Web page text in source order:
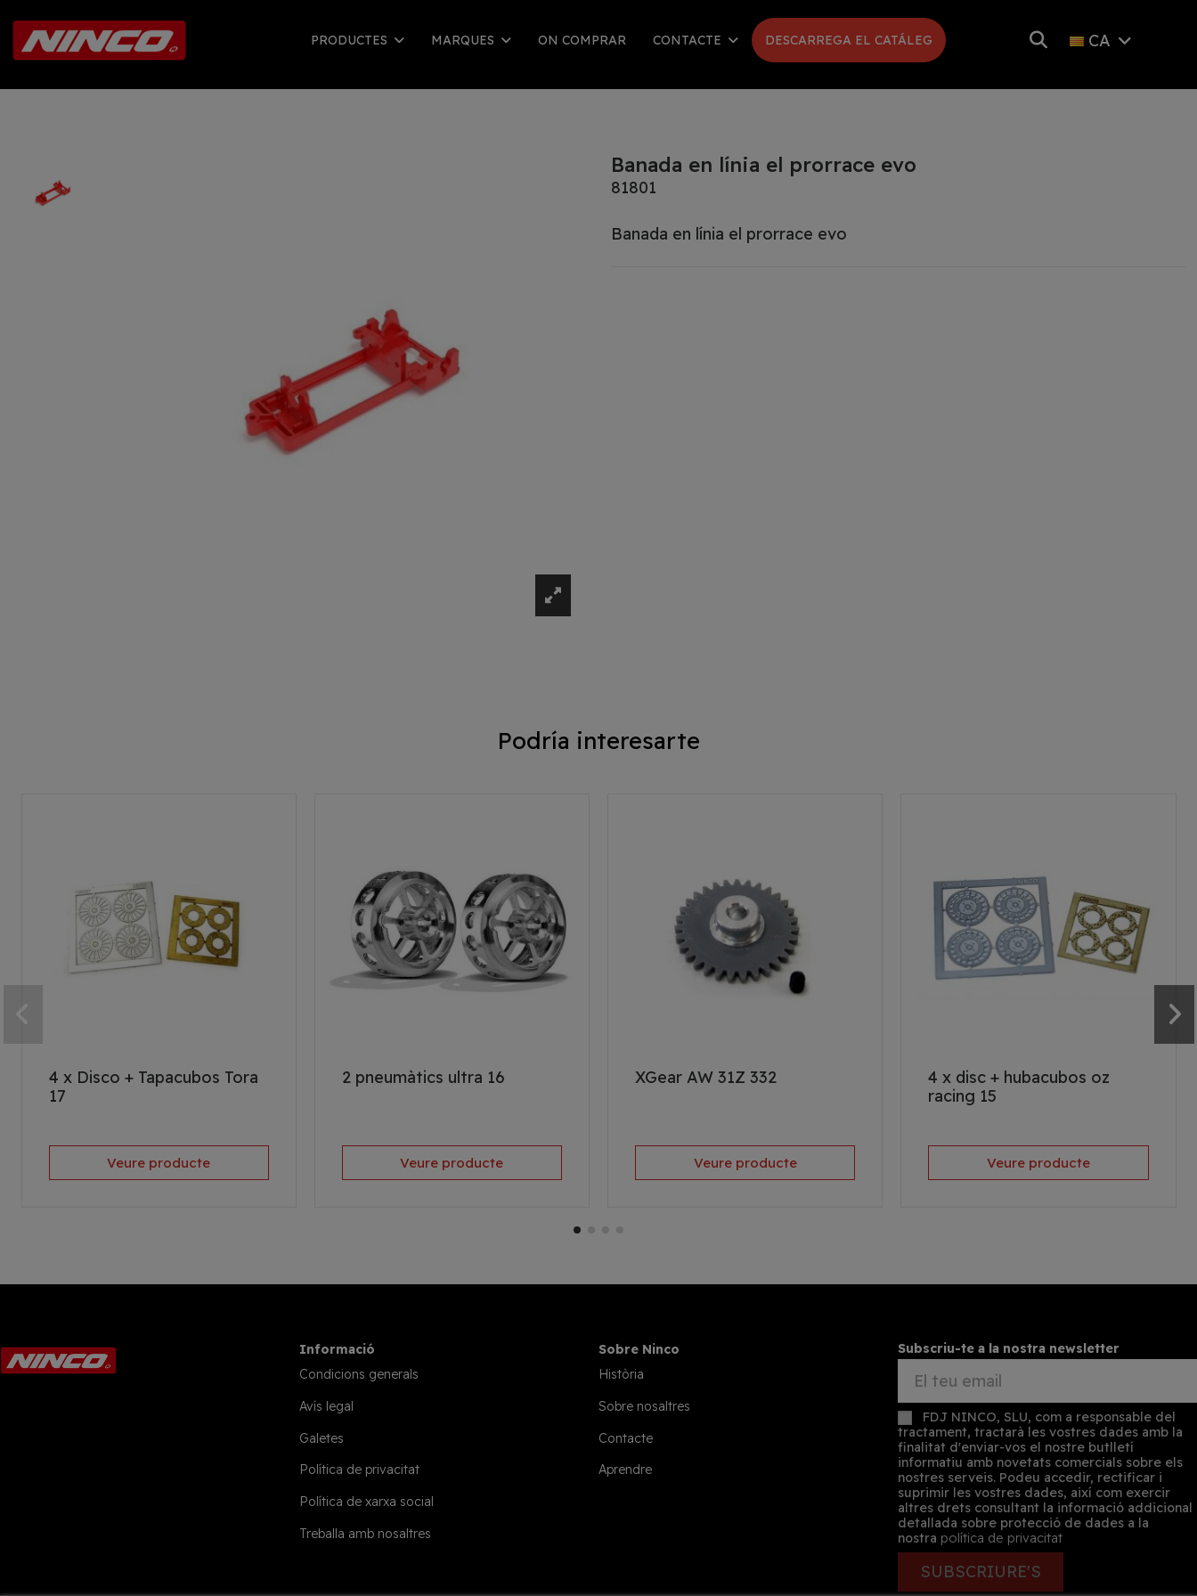
PRODUCTES MARQUES ON COMPRAR CONTACTE DESCARREGA EL CATÁLEG CA
Banada en línia el prorrace evo
81801
Banada en línia el prorrace evo
Podría interesarte
4 x Disco + Tapacubos Tora
17
Veure producte
2 pneumàtics ultra 16
Veure producte
XGear AW 31Z 332
Veure producte
4 x disc + hubacubos oz
racing 15
Veure producte
Informació
Condicions generals
Avís legal
Galetes
Política de privacitat
Política de xarxa social
Treballa amb nosaltres
Sobre Ninco
Història
Sobre nosaltres
Contacte
Aprendre
Subscriu-te a la nostra newsletter
FDJ NINCO, SLU, com a responsable del
tractament, tractarà les vostres dades amb la
finalitat d'enviar-vos el nostre butlletí
informatiu amb novetats comercials sobre els
nostres serveis. Podeu accedir, rectificar i
suprimir les vostres dades, així com exercir
altres drets consultant la informació addicional
detallada sobre protecció de dades a la
nostra política de privacitat
SUBSCRIURE'S